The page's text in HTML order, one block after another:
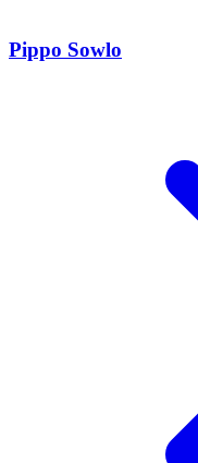
Pippo Sowlo